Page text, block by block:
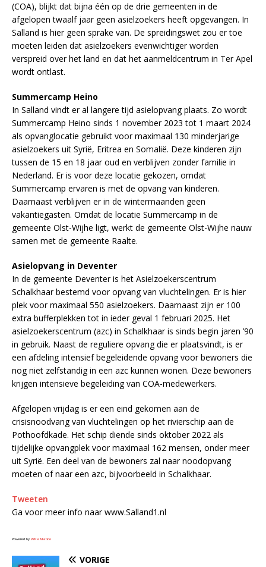
(COA), blijkt dat bijna één op de drie gemeenten in de
afgelopen twaalf jaar geen asielzoekers heeft opgevangen. In
Salland is hier geen sprake van. De spreidingswet zou er toe
moeten leiden dat asielzoekers evenwichtiger worden
verspreid over het land en dat het aanmeldcentrum in Ter Apel
wordt ontlast.
Summercamp Heino
In Salland vindt er al langere tijd asielopvang plaats. Zo wordt
Summercamp Heino sinds 1 november 2023 tot 1 maart 2024
als opvanglocatie gebruikt voor maximaal 130 minderjarige
asielzoekers uit Syrië, Eritrea en Somalië. Deze kinderen zijn
tussen de 15 en 18 jaar oud en verblijven zonder familie in
Nederland. Er is voor deze locatie gekozen, omdat
Summercamp ervaren is met de opvang van kinderen.
Daarnaast verblijven er in de wintermaanden geen
vakantiegasten. Omdat de locatie Summercamp in de
gemeente Olst-Wijhe ligt, werkt de gemeente Olst-Wijhe nauw
samen met de gemeente Raalte.
Asielopvang in Deventer
In de gemeente Deventer is het Asielzoekerscentrum
Schalkhaar bestemd voor opvang van vluchtelingen. Er is hier
plek voor maximaal 550 asielzoekers. Daarnaast zijn er 100
extra bufferplekken tot in ieder geval 1 februari 2025. Het
asielzoekerscentrum (azc) in Schalkhaar is sinds begin jaren ’90
in gebruik. Naast de reguliere opvang die er plaatsvindt, is er
een afdeling intensief begeleidende opvang voor bewoners die
nog niet zelfstandig in een azc kunnen wonen. Deze bewoners
krijgen intensieve begeleiding van COA-medewerkers.
Afgelopen vrijdag is er een eind gekomen aan de
crisisnoodvang van vluchtelingen op het rivierschip aan de
Pothoofdkade. Het schip diende sinds oktober 2022 als
tijdelijke opvangplek voor maximaal 162 mensen, onder meer
uit Syrië. Een deel van de bewoners zal naar noodopvang
moeten of naar een azc, bijvoorbeeld in Schalkhaar.
Tweeten
Ga voor meer info naar www.Salland1.nl
Powered by WPeMatico
VORIGE